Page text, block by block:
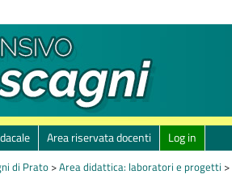
Area riservata docenti Log in
di Prato >Area didattica: laboratori e progetti >